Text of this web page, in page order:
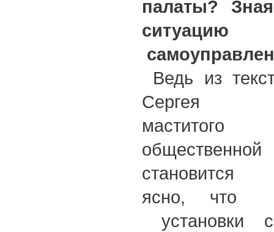
палаты?
Ведь из
Сергея
маститого
становится
ясно, что
установки